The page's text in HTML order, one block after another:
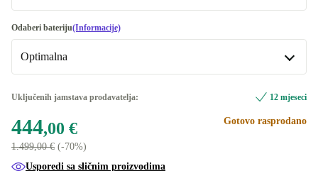
512 GB
2000 GB
US (američki engleski)
Dostupno u drugim kombinacijama
DE (njemački)
BE (Belgijski)
Odaberi bateriju(Informacije)
Optimalna
Nova
Uključenih jamstava prodavatelja: 12 mjeseci
444,00 €
1.499,00 € (-70%)
Gotovo rasprodano
Usporedi sa sličnim proizvodima